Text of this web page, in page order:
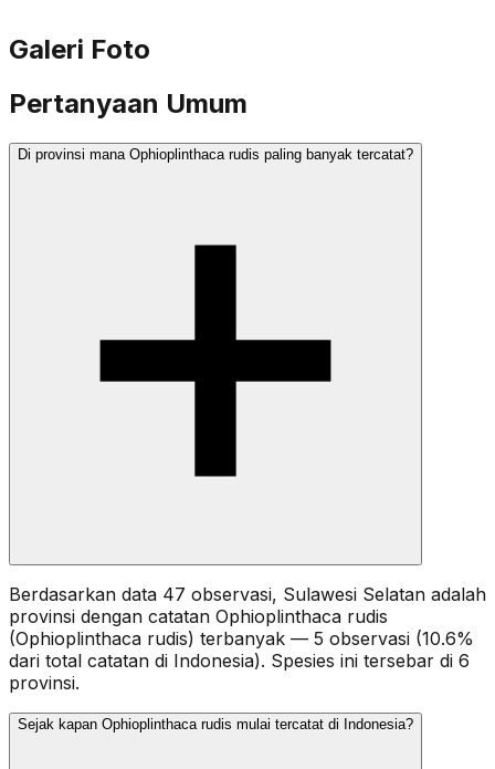
Galeri Foto
Pertanyaan Umum
Di provinsi mana Ophioplinthaca rudis paling banyak tercatat?
Berdasarkan data 47 observasi, Sulawesi Selatan adalah
provinsi dengan catatan Ophioplinthaca rudis
(Ophioplinthaca rudis) terbanyak — 5 observasi (10.6%
dari total catatan di Indonesia). Spesies ini tersebar di 6
provinsi.
Sejak kapan Ophioplinthaca rudis mulai tercatat di Indonesia?